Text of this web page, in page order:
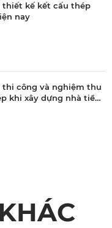
thiết kế kết cấu thép
nay
thi công và nghiệm thu
khi xây dựng nhà tiền